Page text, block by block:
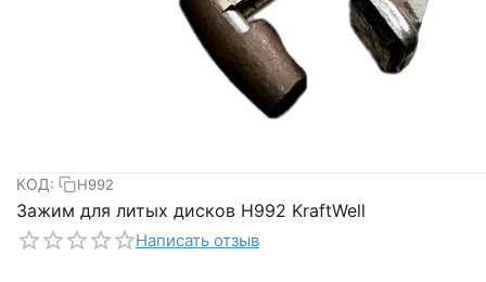
КОД: H992
Зажим для литых дисков H992 KraftWell
Написать отзыв